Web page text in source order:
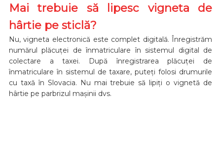
Mai trebuie să lipesc vigneta de
hârtie pe sticlă?
Nu, vigneta electronică este complet digitală. Înregistrăm
numărul plăcuței de înmatriculare în sistemul digital de
colectare a taxei. După înregistrarea plăcuței de
înmatriculare în sistemul de taxare, puteți folosi drumurile
cu taxă în Slovacia. Nu mai trebuie să lipiți o vignetă de
hârtie pe parbrizul mașinii dvs.